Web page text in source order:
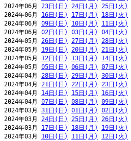
2024年06月 23日(日) 24日(月) 25日(火)
2024年06月 16日(日) 17日(月) 18日(火)
2024年06月 09日(日) 10日(月) 11日(火)
2024年06月 02日(日) 03日(月) 04日(火)
2024年05月 26日(日) 27日(月) 28日(火)
2024年05月 19日(日) 20日(月) 21日(火)
2024年05月 12日(日) 13日(月) 14日(火)
2024年05月 05日(日) 06日(月) 07日(火)
2024年04月 28日(日) 29日(月) 30日(火)
2024年04月 21日(日) 22日(月) 23日(火)
2024年04月 14日(日) 15日(月) 16日(火)
2024年04月 07日(日) 08日(月) 09日(火)
2024年03月 31日(日) 01日(月) 02日(火)
2024年03月 24日(日) 25日(月) 26日(火)
2024年03月 17日(日) 18日(月) 19日(火)
2024年03月 10日(日) 11日(月) 12日(火)